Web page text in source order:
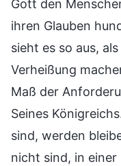
Gott den
ihren Glauben
sieht es so aus,
Verheißung
Maß der
Seines
sind, werden
nicht sind, in